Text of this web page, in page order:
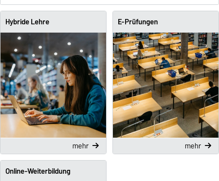
Hybride Lehre
mehr
E-Prüfungen
mehr
Online-Weiterbildung